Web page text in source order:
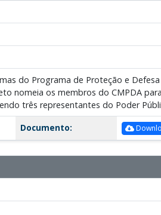
do Programa de Proteção e
nomeia os membros do CMPDA
três representantes do Poder
Documento: